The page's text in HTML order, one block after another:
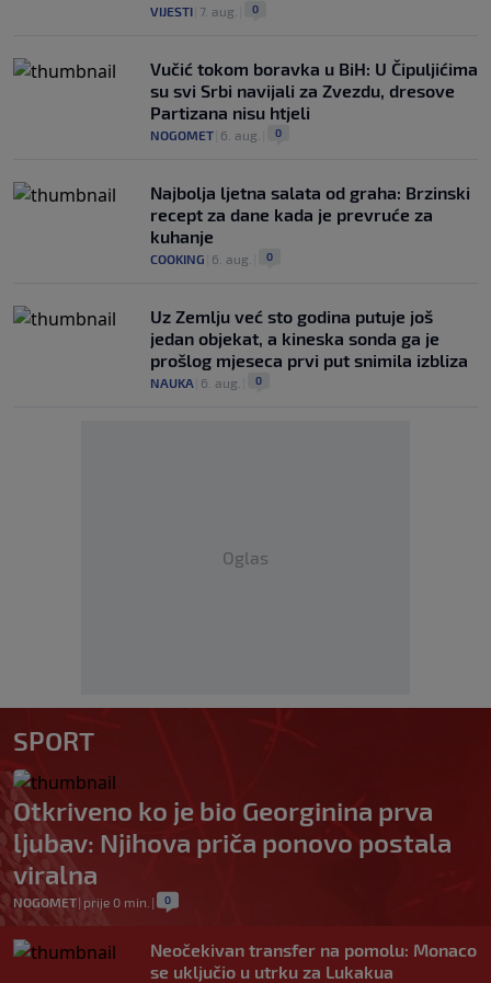
VIJESTI 7. aug. 0
Vučić tokom boravka u BiH: U Čipuljićima
su svi Srbi navijali za Zvezdu, dresove
Partizana nisu htjeli
NOGOMET 6. aug. 0
Najbolja ljetna salata od graha: Brzinski
recept za dane kada je prevruće za
kuhanje
COOKING 6. aug. 0
Uz Zemlju već sto godina putuje još
jedan objekat, a kineska sonda ga je
prošlog mjeseca prvi put snimila izbliza
NAUKA 6. aug. 0
Oglas
SPORT
Otkriveno ko je bio Georginina prva
ljubav: Njihova priča ponovo postala
viralna
NOGOMET| prije 0 min. | 0
Neočekivan transfer na pomolu: Monaco
se uključio u utrku za Lukakua